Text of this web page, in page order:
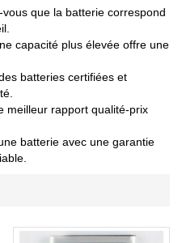
que la batterie correspond
capacité plus élevée offre une
batteries certifiées et
meilleur rapport qualité-prix
batterie avec une garantie